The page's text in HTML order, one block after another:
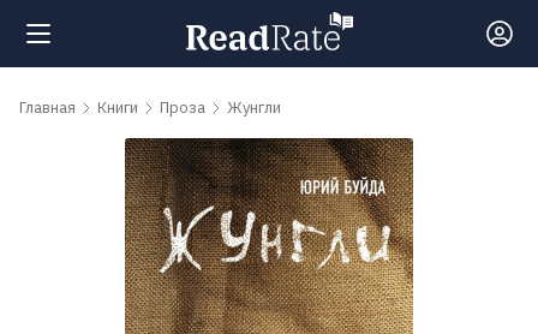
Поиск
Рейтинги
Главная Книги Проза Жунгли